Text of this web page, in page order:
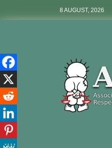
8 AUGUST, 2026
Aurdip